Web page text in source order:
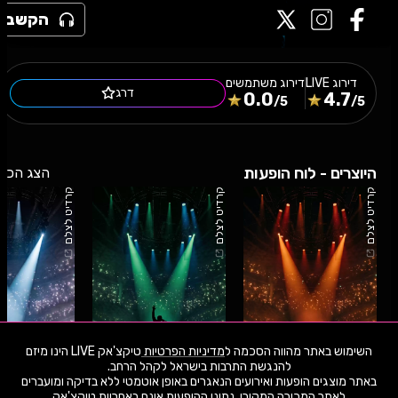
השימוש באתר מהווה הסכמה למדיניות הפרטיות
טיקצ'אק LIVE הינו מיזם
באתר מוצגים הופעות ואירועים הנאגרים באופן אוטמטי ללא בדיקה ומועברים
הקשב
דירוג
4.7/5
דירוג משתמשים
0.0/5
דרג
היוצרים - לוח הופעות הצג הכל
קרדיט לצלם
11.8.26
קרדיט לצלם
רביעי
קרדיט לצלם
08.7.26